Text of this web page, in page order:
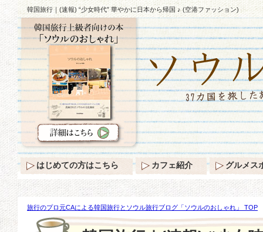
韓国旅行｜(速報) “少女時代” 華やかに日本から帰国 ♪ (空港ファッション)
旅行のプロ元CAによる韓国旅行とソウル旅行ブログ「ソウルのおしゃれ」 TOP
かに日本から帰国 ♪ (空港ファッション)
はじめての方はこちら カフェ紹介 グルメス